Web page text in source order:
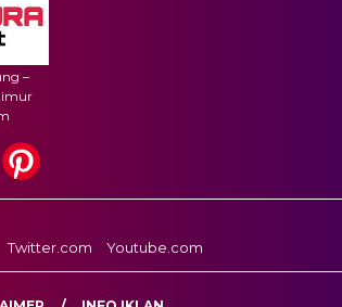
–
Twitter.com Youtube.com